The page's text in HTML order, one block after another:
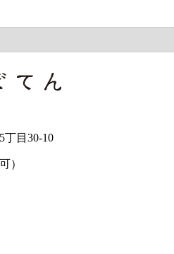
丁目30-10
）